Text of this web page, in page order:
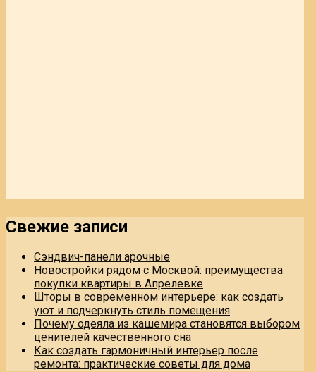
Свежие записи
Сэндвич-панели арочные
Новостройки рядом с Москвой: преимущества
покупки квартиры в Апрелевке
Шторы в современном интерьере: как создать
уют и подчеркнуть стиль помещения
Почему одеяла из кашемира становятся выбором
ценителей качественного сна
Как создать гармоничный интерьер после
ремонта: практические советы для дома